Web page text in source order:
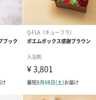
喜ばれる商品です。
ーンで活用いただけま
ってみませんか？
えますが、なんと入浴